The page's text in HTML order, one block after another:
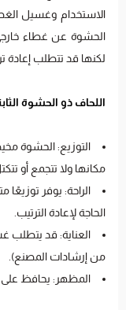
الاستخدام وغسيل
الحشوة عن غطاء
لكنها قد تتطلب إعادة
اللحاف ذو الحشوة
التوزيع: الحشوة
مكانها ولا تتجمع أو
الراحة: يوفر توزيعًا
الحاجة لإعادة الترتيب.
العناية: قد يتطلب
من إرشادات المصنع).
المظهر: يحافظ